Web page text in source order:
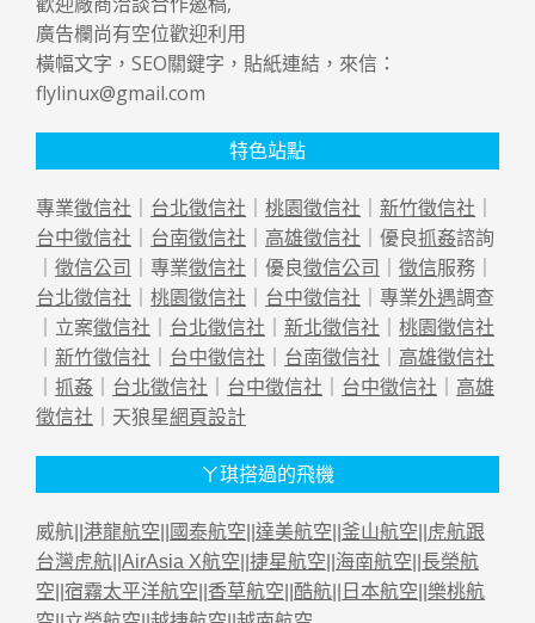
廣告欄尚有空位歡迎利用
橫幅文字，SEO關鍵字，貼紙連結，來信：
flylinux@gmail.com
特色站點
專業徵信社 台北徵信社 桃園徵信社 新竹徵信社
台中徵信社
台南徵信社 高雄徵信社 ｜優良抓姦諮詢
徵信公司 ｜專業徵信社 ｜優良徵信公司 徵信服務｜
台北徵信社
桃園徵信社 台中徵信社 ｜專業外遇調查
｜立案徵信社 台北徵信社 新北徵信社
桃園徵信社
新竹徵信社 台中徵信社 台南徵信社
高雄徵信社
抓姦 台北徵信社 台中徵信社 台中徵信社
高雄
徵信社 ｜天狼星網頁設計
ㄚ琪搭過的飛機
威航|| 港龍航空 國泰航空 達美航空 釜山航空
虎航跟
台灣虎航 AirAsia X航空 捷星航空 海南航空 長榮航
空 宿霧太平洋航空 香草航空 酷航 日本航空 樂桃航